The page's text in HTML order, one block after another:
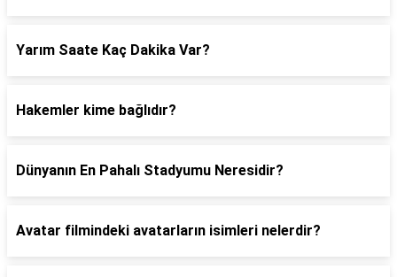
Yarım Saate Kaç Dakika Var?
Hakemler kime bağlıdır?
Dünyanın En Pahalı Stadyumu Neresidir?
Avatar filmindeki avatarların isimleri nelerdir?